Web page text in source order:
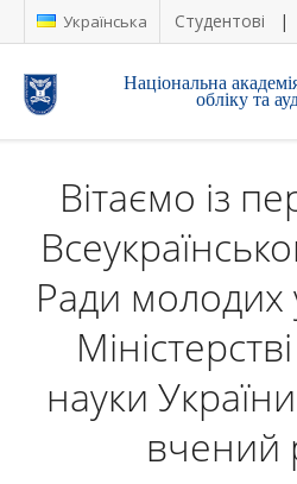
Українська Студентові
Національна
обліку та
Вітаємо із
Ради
науки
вчений